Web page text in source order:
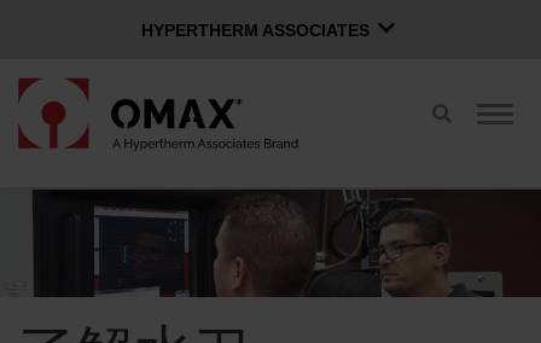
HYPERTHERM ASSOCIATES
Hypertherm海宝等离子
软件组
切
索
切
航
中文 (简体)
登录页面 联系经销商